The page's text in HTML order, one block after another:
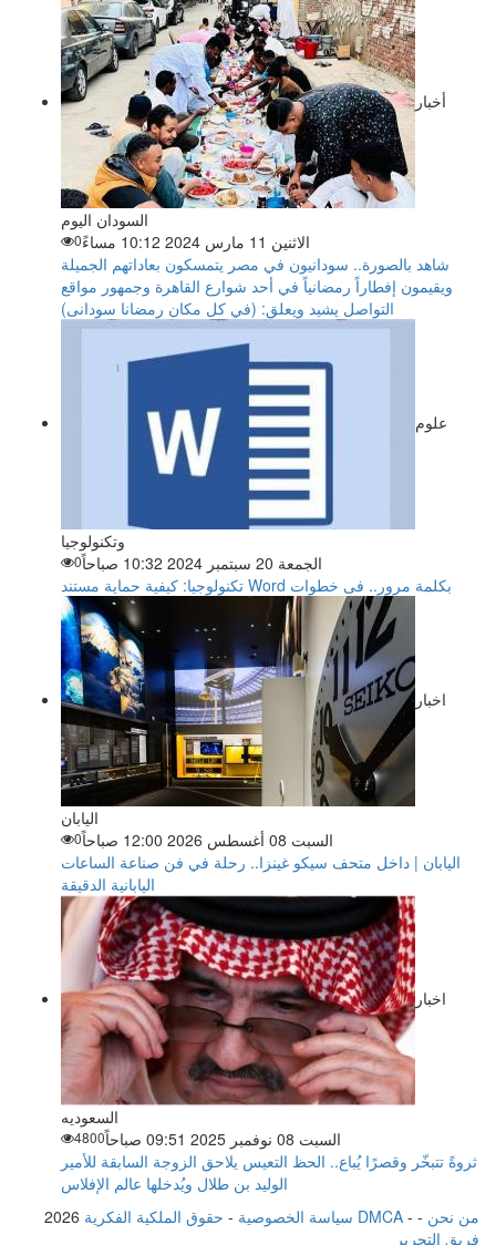
أخبار
السودان اليوم
الاثنين 11 مارس 2024 10:12 مساءً
0
شاهد بالصورة.. سودانيون في مصر يتمسكون بعاداتهم الجميلة
ويقيمون إفطاراً رمضانياً في أحد شوارع القاهرة وجمهور مواقع
التواصل يشيد ويعلق: (في كل مكان رمضانا سودانى)
علوم
وتكنولوجيا
الجمعة 20 سبتمبر 2024 10:32 صباحاً
0
تكنولوجيا: كيفية حماية مستند Word بكلمة مرور.. فى خطوات
اخبار
اليابان
السبت 08 أغسطس 2026 12:00 صباحاً
0
اليابان | داخل متحف سيكو غينزا.. رحلة في فن صناعة الساعات
اليابانية الدقيقة
اخبار
السعوديه
السبت 08 نوفمبر 2025 09:51 صباحاً
4800
ثروةً تتبخّر وقصرًا يُباع.. الحظ التعيس يلاحق الزوجة السابقة للأمير
الوليد بن طلال ويُدخلها عالم الإفلاس
2026
سياسة الخصوصية - حقوق الملكية الفكرية DMCA - من نحن -
فريق التحرير